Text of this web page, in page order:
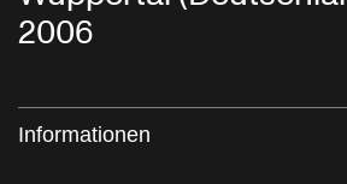
2006
Informationen